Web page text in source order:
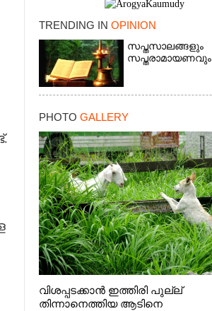
TRENDING IN OPINION
സപ്തസാലങ്ങളും
സപ്തരാമായണവും
PHOTO GALLERY
വിശപ്പടക്കാൻ ഇത്തിരി പുല്ല്
തിന്നാനെത്തിയ ആടിനെ
×